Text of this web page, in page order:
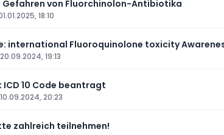
Gefahren von Fluorchinolon-Antibiotika
18:10
international Fluoroquinolone toxicity
20.09.2024, 19:13
ICD 10 Code beantragt
10.09.2024, 20:23
zahlreich teilnehmen!